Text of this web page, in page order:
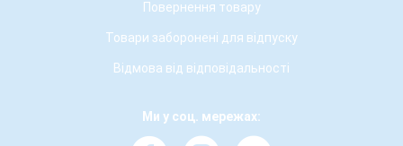
Повернення товару
Товари заборонені для відпуску
Відмова від відповідальності
Ми у соц. мережах: